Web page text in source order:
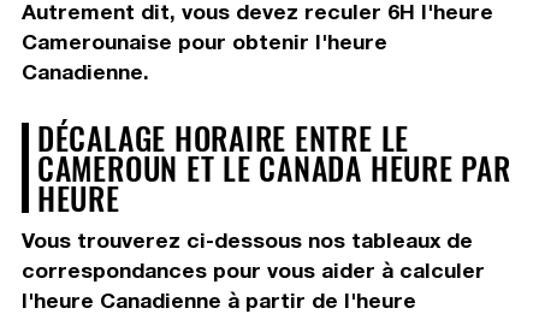
Autrement dit, vous devez reculer 6H l'heure
Camerounaise pour obtenir l'heure
Canadienne.
DÉCALAGE HORAIRE ENTRE LE
CAMEROUN ET LE CANADA HEURE PAR
HEURE
Vous trouverez ci-dessous nos tableaux de
correspondances pour vous aider à calculer
l'heure Canadienne à partir de l'heure